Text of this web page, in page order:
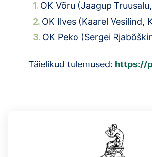
OK Võru (Jaagup
OK Ilves (Kaarel
OK Peko (Sergei
Täielikud tulemused: https://